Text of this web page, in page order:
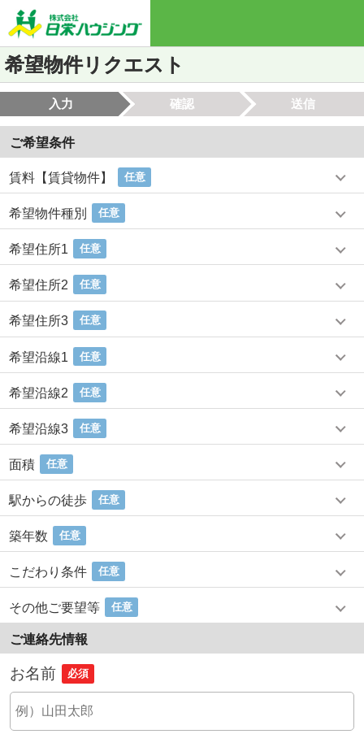
希望物件リクエスト
入力 確認 送信
ご希望条件
賃料【賃貸物件】 任意
希望物件種別 任意
希望住所1 任意
希望住所2 任意
希望住所3 任意
希望沿線1 任意
希望沿線2 任意
希望沿線3 任意
面積 任意
駅からの徒歩 任意
築年数 任意
こだわり条件 任意
その他ご要望等 任意
ご連絡先情報
お名前 必須